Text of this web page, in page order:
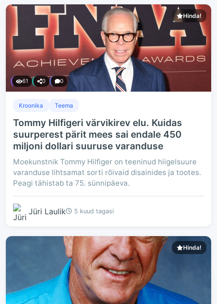
Hinda!
61 0 0
Kroonika Teema
Tommy Hilfigeri värvikirev elu. Kuidas
suurperest pärit mees sai endale 450
miljoni dollari suuruse varanduse
Moekunstnik Tommy Hilfiger on teeninud hiigelsuure
varanduse lihtsamat sorti rõivaid disainides ja tootes.
Peagi tähistab ta 75. sünnipäeva.
Jüri Laulik 5 kuud tagasi
Hinda!